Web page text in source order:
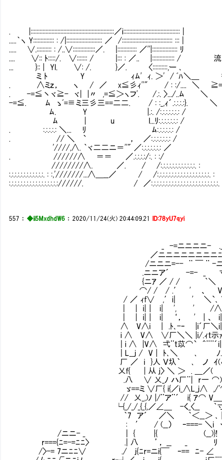
. |::::::::::::::::::::::::::::::::::::::::::::::::::::::::／i:::::::::::::::::::::::::::::::::::::: |
.....｀ヽ Y:::::::::::::: : /|:::::::::::::::::::::::: ／ /:::::::::::::::::::::::::::::::::: ::: |
..... ∨.:::::::::: : /..∨:::::::::::::::／. |::::::::::::: ／''|::::::::::::::::: ﾘ
.... ∨:: ﾄ:::::/. ∨::::::: / |::: : ／.. |::::::::::::::: / 流暢
... }:: | Yl. ∨: /. }／. 〈::::::::::,ー ､
ミ ﾄ Y ｨﾑ' ｨ. ＞' / ﾞﾊ＼＿ 香港の曹
. ∧ミｚ， ヽ / ／ x≦彡ｨ''" / : :/.... ＼
. -=≦丶ヾ≧- ヾ| |〃 ,=≦＞ヽフ'. /.:. 〉.../..ﾑ ＼
-=≦. ﾑ ゝﾞ=≡ミ三彡三==二二. / : :_,ｨ´.:.:.:.:}. ＼
ﾑ. Y |.:. /:.:.:.:.:.:.: /
ﾑ | u l...ﾘ:.:.:.:.:.:.: /
. :.:.:.:.: ＼... ﾘ ﾑ:.:.:.:.:.: /
. // ＼ ` ， ／:.:.:.:.:.:.: /
'////,∧. ｀ヾ二二ニ＝''" ／:.:.:.:.:.:.: ／
. //////∧ ＝＝ ／.:.:.:.:/:. : :/
////////∧. ／. / /:.:.:.:.:.:.:.:.:.:.:.:. :
:.:.:.:.:.:.:.:.:.:.:.:. : :,'///////...∧＿__／ / /:.:.:.:.:.:.:.:.:.:.:.:.:.:.:.:.:.:. :
:.:.:.:.:.:.:.:.:.:.:.:.:.:.:.:.://////. / ／:.:.:.:.:.:.:.:.:.:.:.:.:.:.:.:.:.:.:.:.:.:.:.
557 ：◆ii5MxdhdW6 ：2020/11/24(火) 20:44:09.21 ID:78yU7qyi
_ -=ニニニニ-
／ニニニニニニニニﾆ＼
/ニニニ=-- ¨ ￣ ¨ -ニﾆ/∨ .
.ニニア´ -=- _ 寸|_
{ニｱ ／ / / ｀＼ ＾`､
⌒/ / / .′ ' 、 V /
/ ／ ｨf∨ ,′i| ' ＼`､ ∨ i
| | i|｜ i| ', ' /∧ ∨小
| | i|｜ i| ‘， ' | 、 i| ∨| |
∧ V∧i | .ﾄ､-‐ |i´厂＼i| ｜|
i ∧ V∧ ∨厂＼＼ |i/.ｨt示ｧ |/{ / f_ﾉ 彼
| i ∧ |V∧ 弌¨t苡⌒` ＾¨¨´i| ,小j./ |i乂
| L__j / V | ﾄ､＼ ､ ﾉ.ｲ(/ / .
厂 ／ i }人 Ｖ圦｀ ､ ノ ｲ(小∨ / .) 、′ IQは
乂f{ | 从 j〉 ＼ ＞ . ＿／( ｀寸./ ／ )
.八 ∨ 乂_ﾉ ハ厂¨| r一 ⌒) .人,／ ィｆ´ 曹
ゞ==ミ ∨厂{ i{／i_∧L_j∧ ,/'⌒弌
// 乂_,)ﾉ |/¨ア¨´ i{ ｱ⌒ V＿＿ｊ圦＿
└{_/_/_{_{,／∠＿ -く_〈__ ｀寸､¨
｀7 ア´ ／＼ ｀＜__＞ ､ |´ i{ |
: ′ / (__） ‐===- ＼i ヾ Ⅵi|
/ニニ- _ | { |{ (__)}! |寸＾
r==={ﾆ=-=ﾆﾆ〉 .| 八 ’， __ _ ﾘ
/〉-= 7ニﾆﾆ∨ ./ j{ﾆr=ニi{￣ ‐== ﾆ- ∠